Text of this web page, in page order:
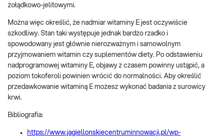
żołądkowo-jelitowymi.
Można więc określić, że nadmiar witaminy E jest oczywiście
szkodliwy. Stan taki występuje jednak bardzo rzadko i
spowodowany jest głównie nierozważnym i samowolnym
przyjmowaniem witamin czy suplementów diety. Po odstawieniu
nadprogramowej witaminy E, objawy z czasem powinny ustąpić, a
poziom tokoferoli powinien wrócić do normalności. Aby określić
przedawkowanie witaminą E możesz wykonać badania z surowicy
krwi.
Bibliografia:
https://www.jagiellonskiecentruminnowacji.pl/wp-